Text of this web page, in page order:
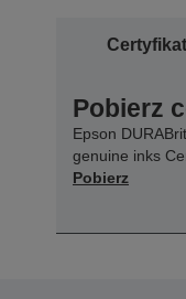
Pobierz
Epson
genuine inks
Pobierz